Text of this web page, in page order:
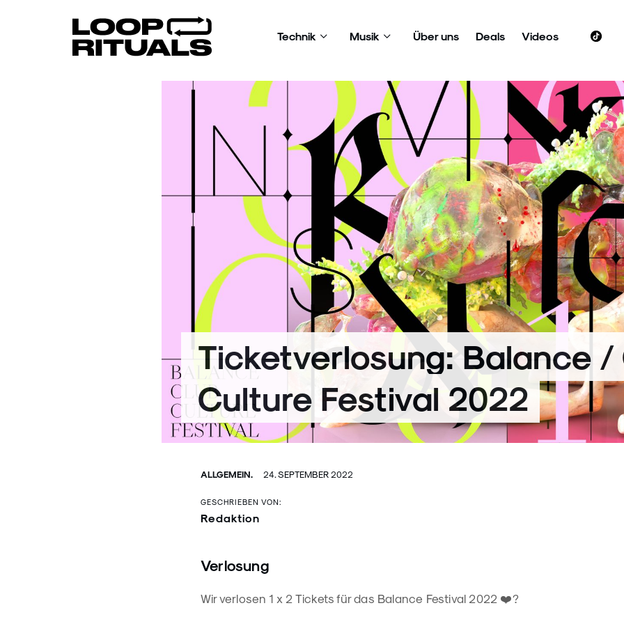
Technik Musik Über uns Deals Videos
Ticketverlosung: Balance /
Culture Festival 2022
ALLGEMEIN. 24. SEPTEMBER 2022
GESCHRIEBEN VON:
Redaktion
Verlosung
Wir verlosen 1 x 2 Tickets für das Balance Festival 2022 ❤️‍?